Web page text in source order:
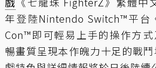
年登陸Nintendo Switch™平台
Con™即可輕易上手的操作方式
暢畫質呈現本作魄力十足的戰